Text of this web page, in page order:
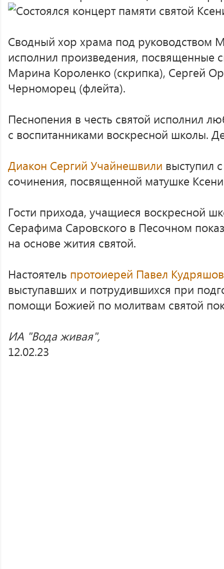
Сводный хор храма под руководством
исполнил произведения, посвященные
Марина Короленко (скрипка), Сергей
Черноморец (флейта).
Песнопения в честь святой исполнил
с воспитанниками воскресной школы.
Диакон Сергий Учайнешвили выступил
сочинения, посвященной матушке
Гости прихода, учащиеся воскресной
Серафима Саровского в Песочном
на основе жития святой.
Настоятель протоиерей Павел Кудряшов
выступавших и потрудившихся при
помощи Божией по молитвам святой
ИА "Вода живая",
12.02.23